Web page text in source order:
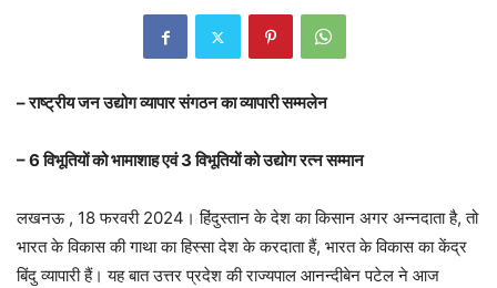
– राष्ट्रीय जन उद्योग व्यापार संगठन का व्यापारी सम्मलेन
– 6 विभूतियों को भामाशाह एवं 3 विभूतियों को उद्योग रत्न सम्मान
लखनऊ , 18 फरवरी 2024। हिंदुस्तान के देश का किसान अगर अन्नदाता है, तो
भारत के विकास की गाथा का हिस्सा देश के करदाता हैं, भारत के विकास का केंद्र
बिंदु व्यापारी हैं। यह बात उत्तर प्रदेश की राज्यपाल आनन्दीबेन पटेल ने आज